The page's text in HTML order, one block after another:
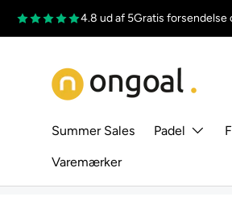
4.8 ud af 5Gratis forsendelse
Summer Sales Padel
Varemærker